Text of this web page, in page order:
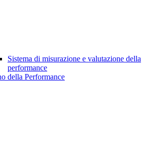
Sistema di misurazione e valutazione della
performance
della Performance